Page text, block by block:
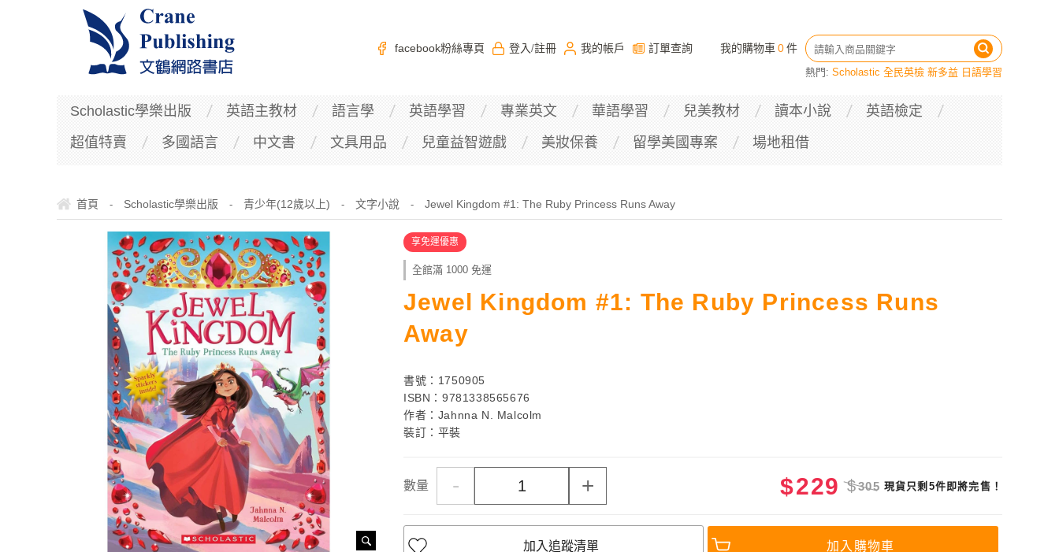
facebook粉絲專頁 登入 /註冊 我的帳戶 訂單查詢 我的購物車 0件
熱門: Scholastic 全民英檢 新多益 日語學習
Scholastic學樂出版 英語主教材 語言學 英語學習 專業英文 華語學習 兒美教材 讀本小說
英語檢定
超值特賣
多國語言 中文書 文具用品 兒童益智遊戲 美妝保養 留學美國專案 場地租借
首頁 - Scholastic學樂出版 - 青少年(12歲以上) - 文字小說 - Jewel Kingdom #1: The Ruby Princess Runs Away
享免運優惠
全館滿 1000 免運
Jewel Kingdom #1: The Ruby Princess Runs
Away
書號：1750905
ISBN：9781338565676
作者：Jahnna N. Malcolm
裝訂：平裝
數量 - + $229 $305 現貨只剩5件即將完售！
加入追蹤清單 加入購物車